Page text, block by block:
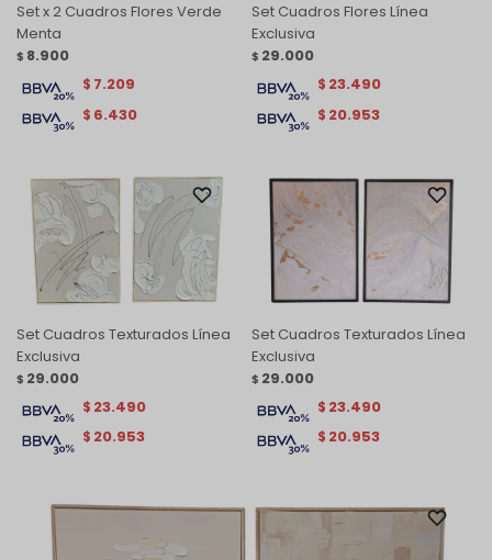
Set x 2 Cuadros Flores Verde
Menta
$ 8.900
$ 6.430
$ 7.209
Set Cuadros Flores Línea
Exclusiva
$ 29.000
$ 20.953
$ 23.490
Set Cuadros Texturados Línea
Exclusiva
$ 29.000
$ 20.953
$ 23.490
Set Cuadros Texturados Línea
Exclusiva
$ 29.000
$ 20.953
$ 23.490